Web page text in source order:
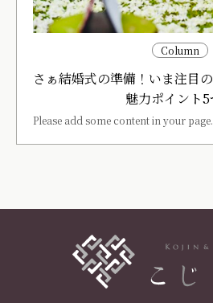
Column
さぁ結婚式の準備！いま注目
魅力ポイント5
Please add some content in your page.